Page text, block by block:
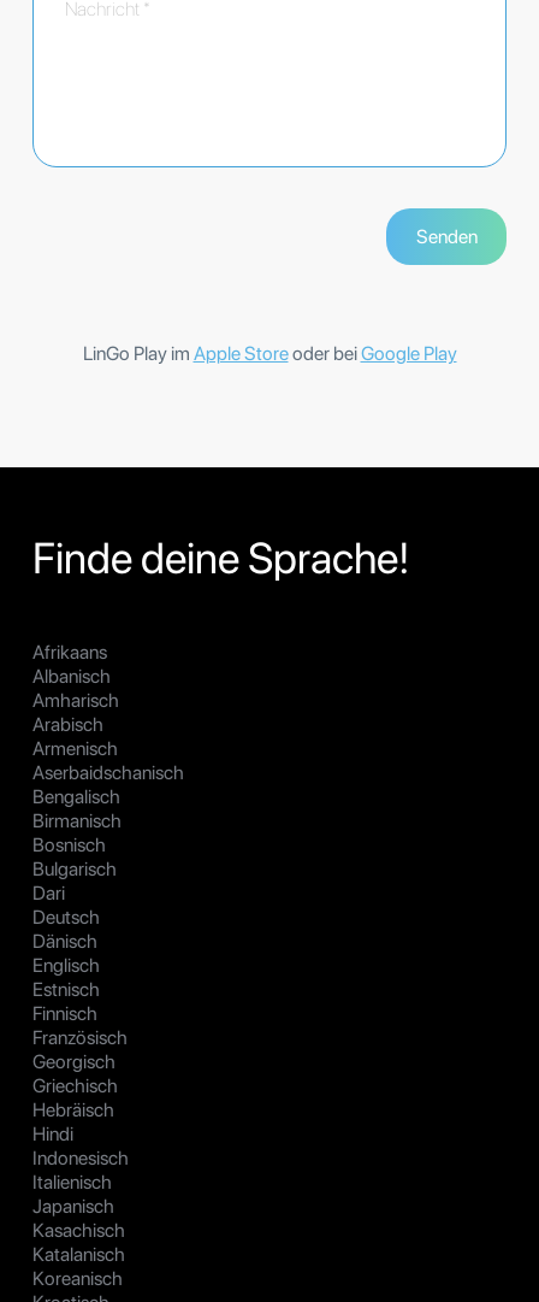
LinGo Play im Apple Storeoder beiGoogle Play
Finde deine Sprache!
Afrikaans
Albanisch
Amharisch
Arabisch
Armenisch
Aserbaidschanisch
Bengalisch
Birmanisch
Bosnisch
Bulgarisch
Dari
Deutsch
Dänisch
Englisch
Estnisch
Finnisch
Französisch
Georgisch
Griechisch
Hebräisch
Hindi
Indonesisch
Italienisch
Japanisch
Kasachisch
Katalanisch
Koreanisch